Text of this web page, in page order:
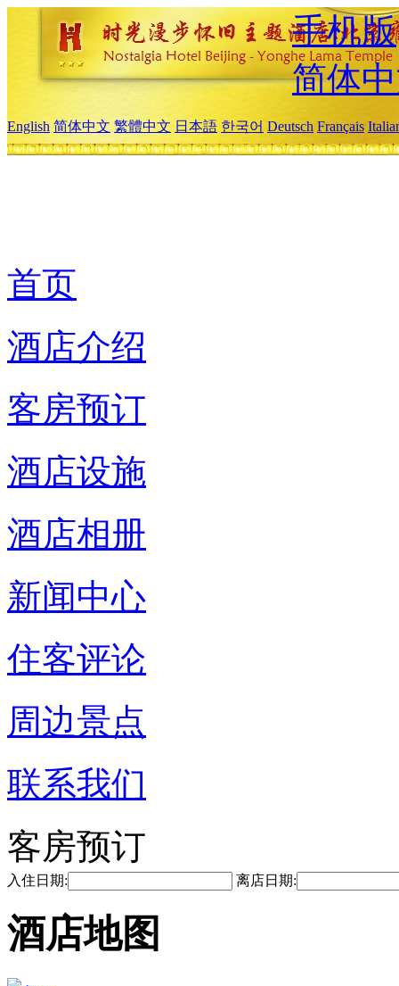
手机版
简体
English 简体中文 繁體中文 日本語 한국어 Deutsch Français
首页
酒店介绍
客房预订
酒店设施
酒店相册
新闻中心
住客评论
周边景点
联系我们
客房预订
入住日期: 离店日期:
酒店地图